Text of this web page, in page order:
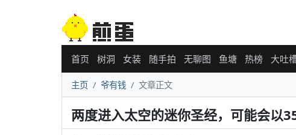
首页 树洞 女装 随手拍 无聊图 鱼塘 热榜 大吐
主页 爷有钱 文章正文
两度进入太空的迷你圣经，可能会以